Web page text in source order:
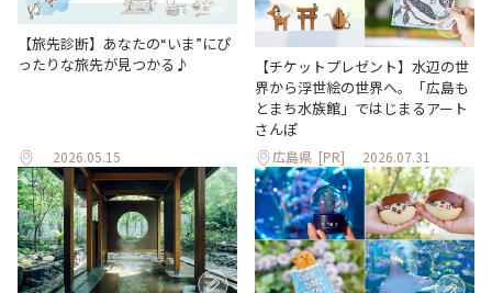
【旅先診断】あなたの“いま”にぴ
ったりな旅先が見つかる♪
2026.05.15
【チケットプレゼント】水辺の世
界から浮世絵の世界へ。「広島も
とまち水族館」ではじまるアート
さんぽ
広島県 [PR] 2026.07.31